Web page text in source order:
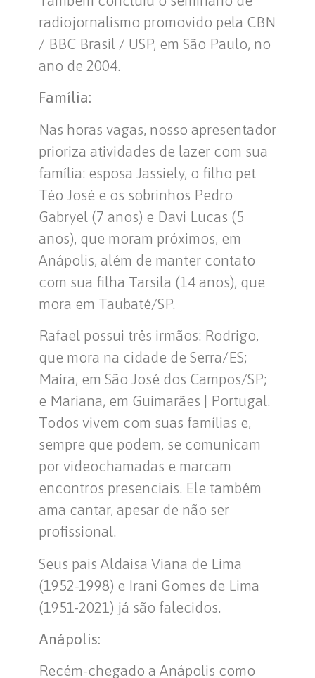
radiojornalismo promovido pela CBN
/ BBC Brasil / USP, em São Paulo, no
ano de 2004.
Família:
Nas horas vagas, nosso apresentador
prioriza atividades de lazer com sua
família: esposa Jassiely, o filho pet
Téo José e os sobrinhos Pedro
Gabryel (7 anos) e Davi Lucas (5
anos), que moram próximos, em
Anápolis, além de manter contato
com sua filha Tarsila (14 anos), que
mora em Taubaté/SP.
Rafael possui três irmãos: Rodrigo,
que mora na cidade de Serra/ES;
Maíra, em São José dos Campos/SP;
e Mariana, em Guimarães | Portugal.
Todos vivem com suas famílias e,
sempre que podem, se comunicam
por videochamadas e marcam
encontros presenciais. Ele também
ama cantar, apesar de não ser
profissional.
Seus pais Aldaisa Viana de Lima
(1952-1998) e Irani Gomes de Lima
(1951-2021) já são falecidos.
Anápolis:
Recém-chegado a Anápolis como